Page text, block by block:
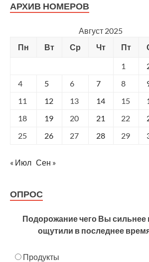
АРХИВ НОМЕРОВ
Август 2025
Пн
Вт Ср Чт Пт
1
4
5 6 7 8
11
12 13 14 15
18
19 20 21 22
25
26 27 28 29
« Июл Сен »
ОПРОС
Подорожание чего Вы сильнее
ощутили в последнее
Продукты